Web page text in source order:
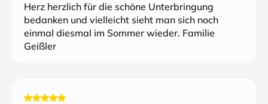
Herz herzlich für die schöne Unterbringung
bedanken und vielleicht sieht man sich noch
einmal diesmal im Sommer wieder. Familie
Geißler